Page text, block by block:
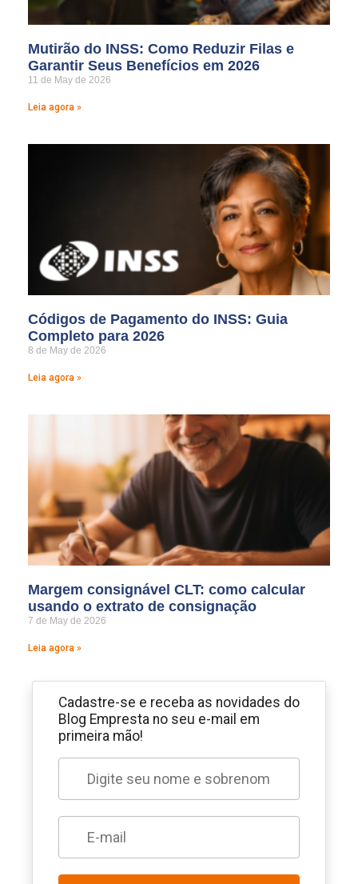
Mutirão do INSS: Como Reduzir Filas e
Garantir Seus Benefícios em 2026
11 de May de 2026
Leia agora »
Códigos de Pagamento do INSS: Guia
Completo para 2026
8 de May de 2026
Leia agora »
Margem consignável CLT: como calcular
usando o extrato de consignação
7 de May de 2026
Leia agora »
Cadastre-se e receba as novidades do
Blog Empresta no seu e-mail em
primeira mão!